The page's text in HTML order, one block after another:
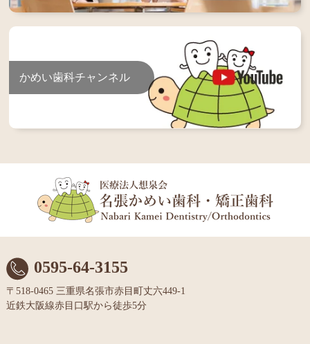
かめい歯科チャンネル
0595-64-3155
〒518-0465 三重県名張市赤目町丈六449-1
近鉄大阪線赤目口駅から徒歩5分